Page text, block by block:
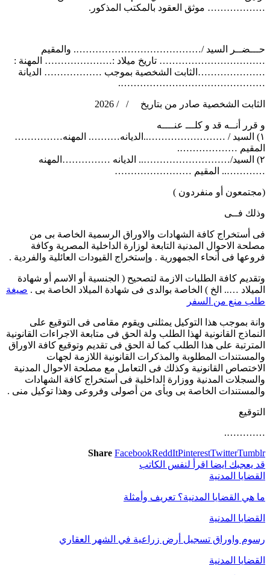
……………… موثق العقود بالمكتب المذكور.
حـــضــر السيد /…………………………………. والمقيم
…………………………… تاريخ ميلاد :………………… المهنة :
…………………الثابت الشخصية بموجب ……………… الديانة
……………………………………….
الثابت الشخصية صادر من بتاريخ / / 2026
و قرر أنــه قد و كلـــ عنــــه
۱) السيد / ……………………..الديانه………. المهنه……………
المقيم ……………….
۲) السيد/……………………….. الديانه ……………المهنه
………….. المقيم ……………………
(مجتمعون أو منفردون )
وذلك فــى
فى أستخراج كافة الشهادات والاوراق الرسمية الخاصة بى من
مصلحة الاحوال المدنية التابعة لوزارة الداخلية المصرية وكافة
فروعها فى أنحاء الجمهورية . وإستخراج القيودات العائلية والفردية .
وتقديم كافة الطلبات الازمة لتصحيح ( الجنسية أو الاسم أو شهادة
الميلاد ….. الخ ) الخاصة بوالدى فى شهادة الميلاد الخاصة بى . صيغة
طلب منع من السفر
وانة بموجب هذا التوكيل يمثلنى ويقوم مقامى فى التوقيع على
النماذج القانونية لهذا الطلب ولة الحق فى متابعة الاجراءات القانونية
المترتبة على هذا الطلب كما لة الحق فى تقديم وتوقيع كافة الاوراق
والمستندات المطلوبة والمذكرات القانونية اللازمة لجهات
الاختصاص القانونية وكذلك فى التعامل مع مصلحة الاحوال المدنية
والسجلات المدنية ووزارة الداخلية فى أستخراج كافة الشهادات
والمستندات الخاصة بى وبأى من أصولى وفروعى وهذا توكيل منى .
التوقيع
………….
Share FacebookReddItPinterestTwitterTumblr
قد يعجبك ايضا اقرأ لنفس الكاتب
القضايا المدنية
ما هي القضايا المدنية؟ تعريف وأمثلة
القضايا المدنية
رسوم واوراق تسجيل أرض زراعية في الشهر العقاري
القضايا المدنية